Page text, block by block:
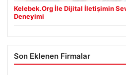
Kelebek.Org İle Dijital İletişimin
Deneyimi
Son Eklenen Firmalar